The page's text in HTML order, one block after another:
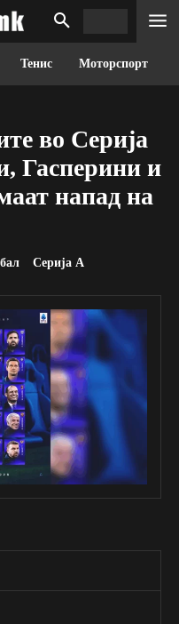
Тенис Моторспорт
во Серија
Гасперини и
напад на
Серија А